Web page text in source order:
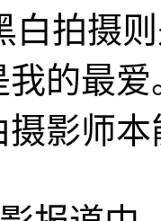
白拍摄
的最
影师